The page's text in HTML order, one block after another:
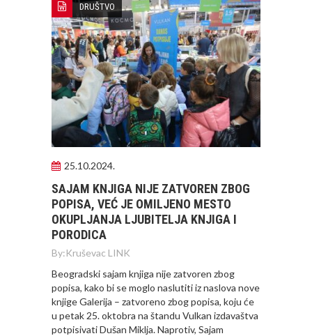
DRUŠTVO
25.10.2024.
SAJAM KNJIGA NIJE ZATVOREN ZBOG
POPISA, VEĆ JE OMILJENO MESTO
OKUPLJANJA LJUBITELJA KNJIGA I
PORODICA
By:Kruševac LINK
Beogradski sajam knjiga nije zatvoren zbog
popisa, kako bi se moglo naslutiti iz naslova nove
knjige Galerija – zatvoreno zbog popisa, koju će
u petak 25. oktobra na štandu Vulkan izdavaštva
potpisivati Dušan Miklja. Naprotiv, Sajam